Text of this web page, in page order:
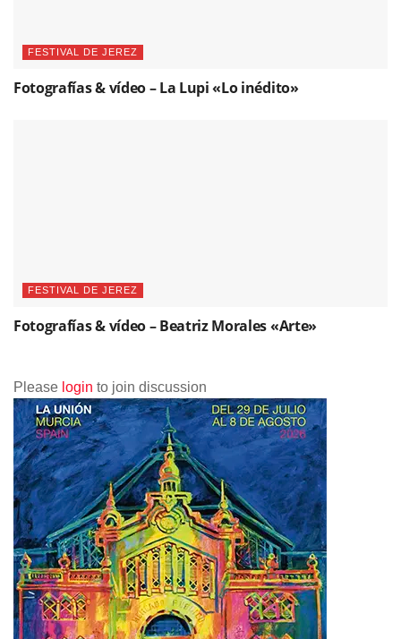
FESTIVAL DE JEREZ
Fotografías & vídeo – La Lupi «Lo inédito»
FESTIVAL DE JEREZ
Fotografías & vídeo – Beatriz Morales «Arte»
Please login to join discussion